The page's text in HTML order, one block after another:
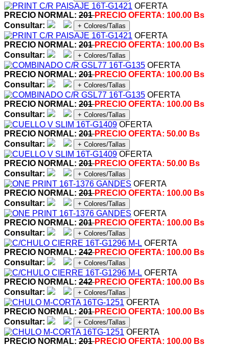
OFERTA
PRECIO NORMAL: 201PRECIO OFERTA: 100.00 Bs
Consultar:
+ Colores/Tallas
OFERTA
PRECIO NORMAL: 201PRECIO OFERTA: 100.00 Bs
Consultar:
+ Colores/Tallas
OFERTA
PRECIO NORMAL: 201PRECIO OFERTA: 100.00 Bs
Consultar:
+ Colores/Tallas
OFERTA
PRECIO NORMAL: 201PRECIO OFERTA: 100.00 Bs
Consultar:
+ Colores/Tallas
OFERTA
PRECIO NORMAL: 201PRECIO OFERTA: 50.00 Bs
Consultar:
+ Colores/Tallas
OFERTA
PRECIO NORMAL: 201PRECIO OFERTA: 50.00 Bs
Consultar:
+ Colores/Tallas
OFERTA
PRECIO NORMAL: 201PRECIO OFERTA: 100.00 Bs
Consultar:
+ Colores/Tallas
OFERTA
PRECIO NORMAL: 201PRECIO OFERTA: 100.00 Bs
Consultar:
+ Colores/Tallas
OFERTA
PRECIO NORMAL: 242PRECIO OFERTA: 100.00 Bs
Consultar:
+ Colores/Tallas
OFERTA
PRECIO NORMAL: 242PRECIO OFERTA: 100.00 Bs
Consultar:
+ Colores/Tallas
OFERTA
PRECIO NORMAL: 201PRECIO OFERTA: 100.00 Bs
Consultar:
+ Colores/Tallas
OFERTA
PRECIO NORMAL: 201PRECIO OFERTA: 100.00 Bs